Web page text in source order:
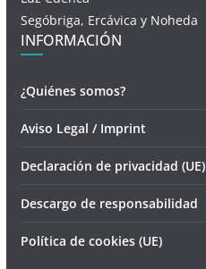
Segóbriga, Ercávica y Noheda
INFORMACIÓN
¿Quiénes somos?
Aviso Legal / Imprint
Declaración de privacidad (UE)
Descargo de responsabilidad
Política de cookies (UE)